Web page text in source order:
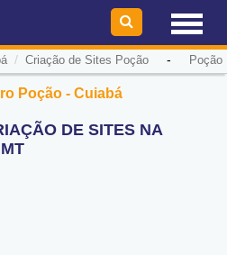
/ Criação de Sites Poção- Poção
Poção - Cuiabá
DE SITES NA